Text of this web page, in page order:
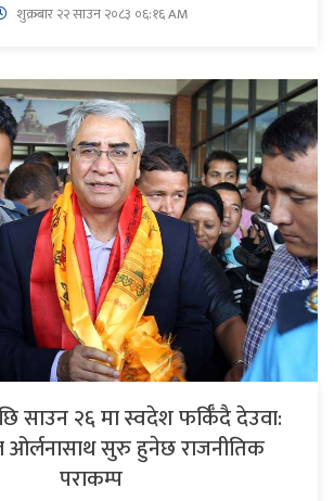
शुक्रबार​ २२ साउन २०८३ ०६:१६ AM
साउन २६ मा स्वदेश फर्किँदै देउवा:
ओर्लनासाथ सुरु हुनेछ राजनीतिक
पराकम्प